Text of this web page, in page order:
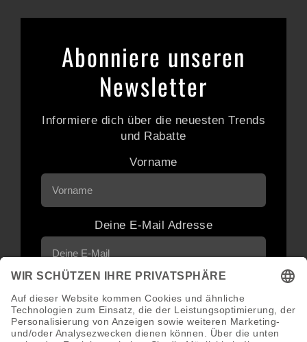
Abonniere unseren
Newsletter
Informiere dich über die neuesten Trends
und Rabatte
Vorname
Deine E-Mail Adresse
erhalten
Abonnieren